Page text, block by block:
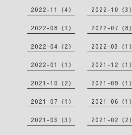
2022-11（4） 2022-10（3）
2022-08（1） 2022-07（8）
2022-04（2） 2022-03（1）
2022-01（1） 2021-12（1）
2021-10（2） 2021-09（1）
2021-07（1） 2021-06（1）
2021-03（3） 2021-02（2）